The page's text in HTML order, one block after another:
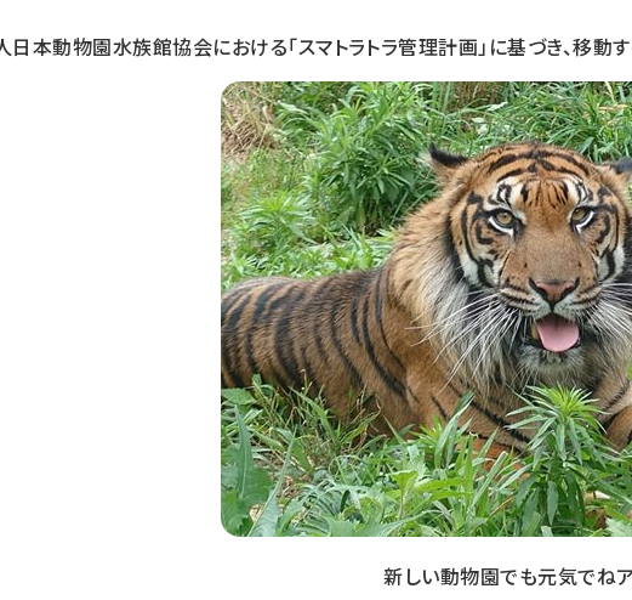
本動物園水族館協会における「スマトラトラ管理計画」に基づき、移動す
新しい動物園でも元気でね